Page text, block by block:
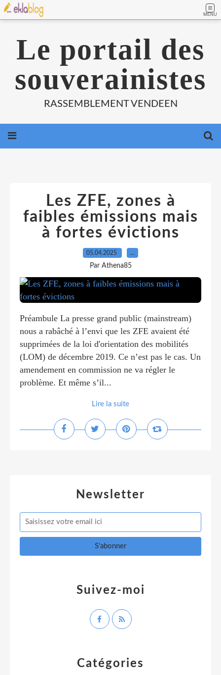
MENU
Le portail des
souverainistes
RASSEMBLEMENT VENDEEN
Les ZFE, zones à
faibles émissions mais
à fortes évictions
05.04.2025 …
Par Athena85
Préambule La presse grand public (mainstream)
nous a rabâché à l’envi que les ZFE avaient été
supprimées de la loi d'orientation des mobilités
(LOM) de décembre 2019. Ce n’est pas le cas. Un
amendement en commission ne va régler le
problème. Et même s’il...
Lire la suite
Newsletter
Catégories
Suivez-moi